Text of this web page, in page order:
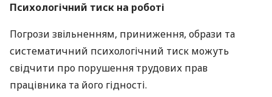
Психологічний тиск на роботі
Погрози звільненням, приниження, образи та
систематичний психологічний тиск можуть
свідчити про порушення трудових прав
працівника та його гідності.